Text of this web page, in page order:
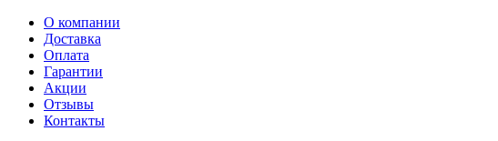
О компании
Доставка
Оплата
Гарантии
Акции
Отзывы
Контакты